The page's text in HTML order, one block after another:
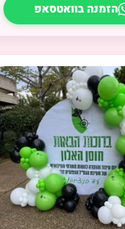
הזמנה בוואטסאפ